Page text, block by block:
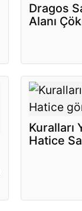
Dragos
Alanı
Kuralları
Hatice